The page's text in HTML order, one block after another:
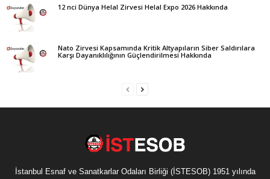
12 nci Dünya Helal Zirvesi Helal Expo 2026 Hakkında
Nato Zirvesi Kapsamında Kritik Altyapıların Siber Saldırılara
Karşı Dayanıklılığının Güçlendirilmesi Hakkında
İstanbul Esnaf ve Sanatkarlar Odaları Birliği (İSTESOB) 1951 yılında